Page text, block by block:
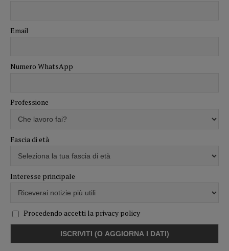
Email
Numero WhatsApp
Professione
Fascia di età
Interesse principale
Procedendo accetti la privacy policy